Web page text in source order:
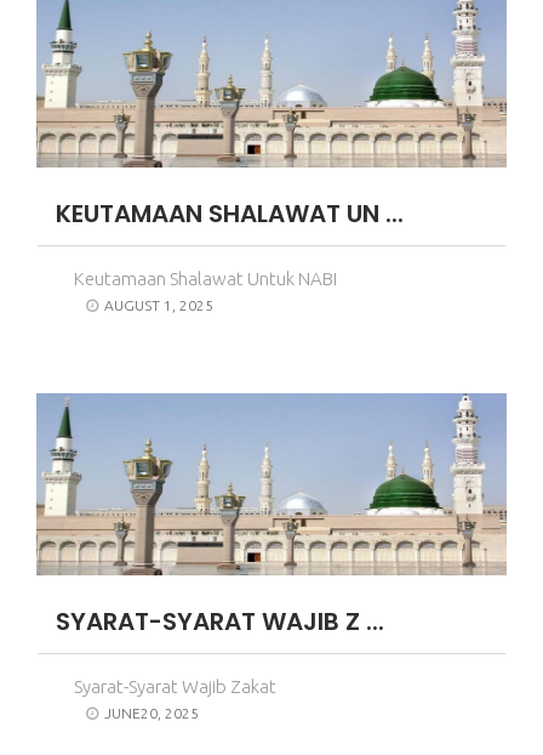
KEUTAMAAN SHALAWAT UN ...
Keutamaan Shalawat Untuk NABI
AUGUST 1, 2025
SYARAT-SYARAT WAJIB Z ...
Syarat-Syarat Wajib Zakat
JUNE20, 2025